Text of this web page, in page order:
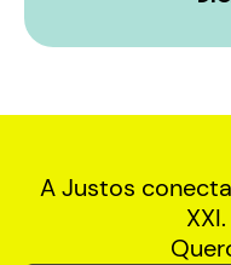
A Justos